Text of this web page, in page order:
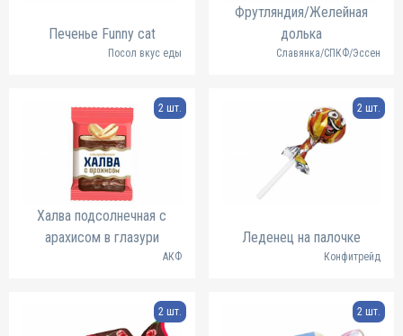
Печенье Funny cat
Посол вкус еды
Фрутляндия/Желейная
долька
Славянка/СПКФ/Эссен
Халва подсолнечная с
арахисом в глазури
2 шт.
АКФ
Леденец на палочке
2 шт.
Конфитрейд
2 шт. 2 шт.